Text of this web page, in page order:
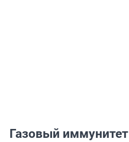
Газовый иммунитет